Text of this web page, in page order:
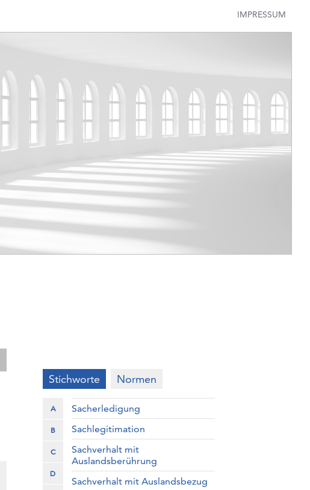
IMPRESSUM
Stichworte Normen
A
B
C
D
Sacherledigung
Sachlegitimation
Sachverhalt mit
Auslandsberührung
Sachverhalt mit Auslandsbezug